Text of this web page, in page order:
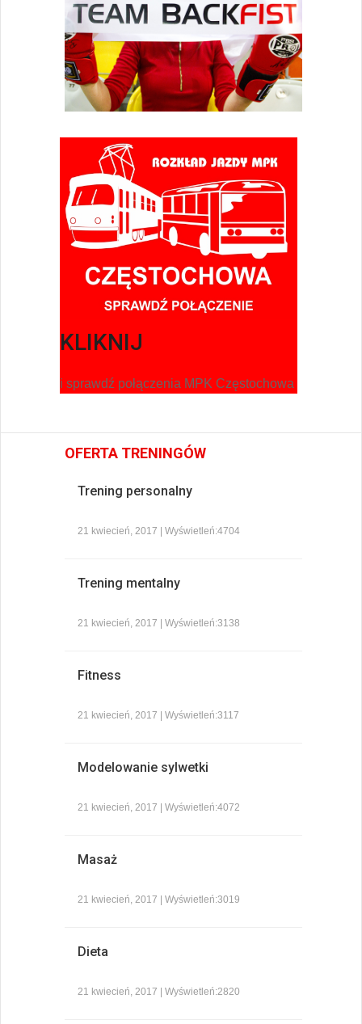
KLIKNIJ
i sprawdź połączenia MPK Częstochowa
OFERTA TRENINGÓW
Trening personalny
21 kwiecień, 2017 | Wyświetleń:4704
Trening mentalny
21 kwiecień, 2017 | Wyświetleń:3138
Fitness
21 kwiecień, 2017 | Wyświetleń:3117
Modelowanie sylwetki
21 kwiecień, 2017 | Wyświetleń:4072
Masaż
21 kwiecień, 2017 | Wyświetleń:3019
Dieta
21 kwiecień, 2017 | Wyświetleń:2820